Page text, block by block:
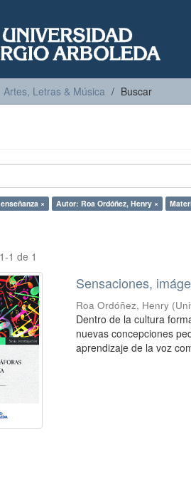
Artes, Letras & Música Buscar
× Autor: Roa Ordóñez, Henry ×
1 de 1
Sensaciones,
Roa Ordóñez, Henry (
Dentro de la cultura
nuevas concepciones
aprendizaje de la voz